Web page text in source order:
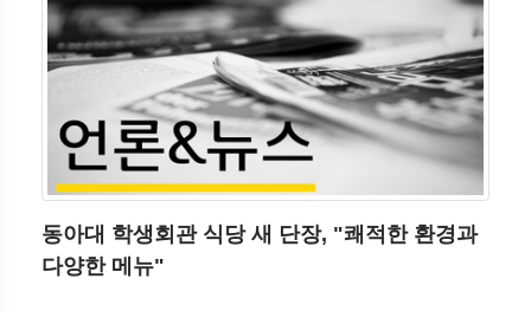
동아대 학생회관 식당 새 단장, "쾌적한 환경과
다양한 메뉴"